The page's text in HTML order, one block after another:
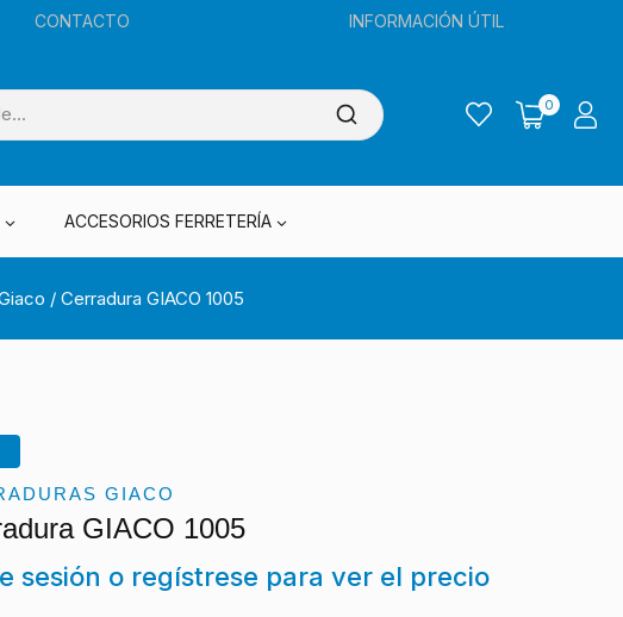
CONTACTO INFORMACIÓN ÚTIL
0
ACCESORIOS FERRETERÍA
/ Cerradura GIACO 1005
GIACO
GIACO 1005
sesión o regístrese para ver el precio